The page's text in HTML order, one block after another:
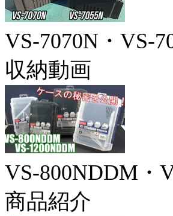
VS-7070N・VS-
収納動画
VS-800NDDM・
商品紹介